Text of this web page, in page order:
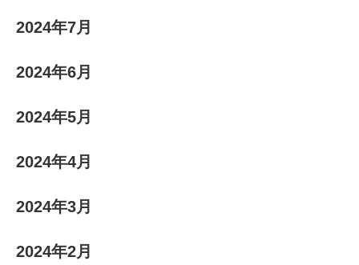
2024年7月
2024年6月
2024年5月
2024年4月
2024年3月
2024年2月